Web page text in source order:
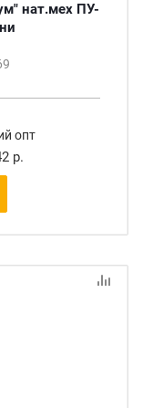
нат.мех ПУ-
опт
р.